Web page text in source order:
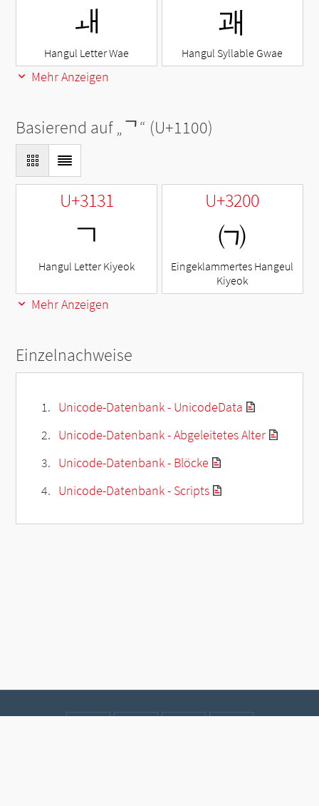
ㅙ
Hangul Letter Wae
괘
Hangul Syllable Gwae
Mehr Anzeigen
Basierend auf „ᄀ“ (U+1100)
U+3131
ㄱ
Hangul Letter Kiyeok
U+3200
㈀
Eingeklammertes Hangeul
Kiyeok
Mehr Anzeigen
Einzelnachweise
Unicode-Datenbank - UnicodeData
Unicode-Datenbank - Abgeleitetes Alter
Unicode-Datenbank - Blöcke
Unicode-Datenbank - Scripts